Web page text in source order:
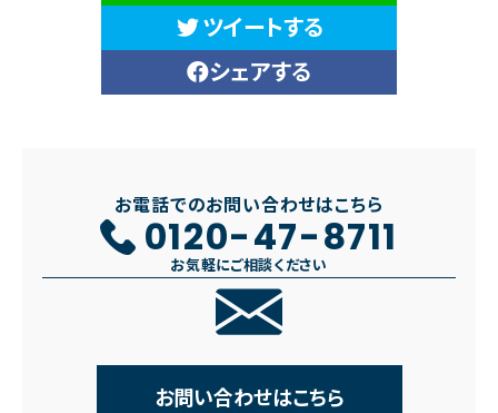
ツイートする
シェアする
お電話でのお問い合わせはこちら
0120-47-8711
お気軽にご相談ください
お問い合わせはこちら